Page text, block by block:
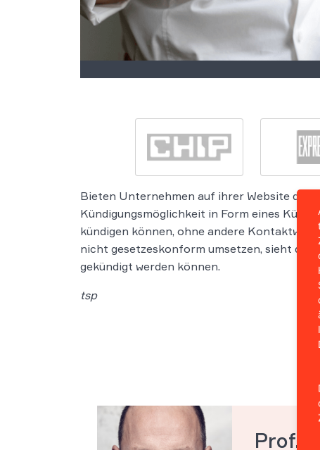
Bieten Unternehmen auf ihrer Website den
Kündigungsmöglichkeit in Form eines
kündigen können, ohne andere
nicht gesetzeskonform umsetzen, sieht
gekündigt werden können.
tsp
Prof.